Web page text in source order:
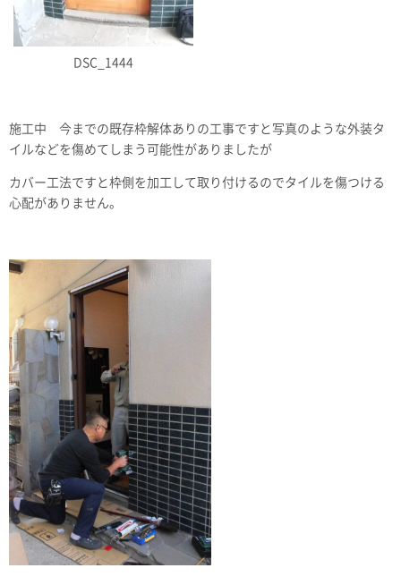
DSC_1444
施工中 今までの既存枠解体ありの工事ですと写真のような外装タ
イルなどを傷めてしまう可能性がありましたが
カバー工法ですと枠側を加工して取り付けるのでタイルを傷つける
心配がありません。